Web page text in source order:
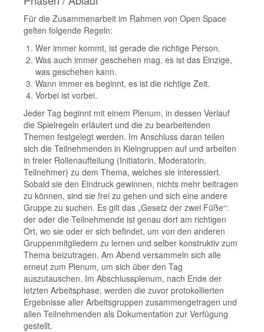
Für die Zusammenarbeit im Rahmen von Open Space
gelten folgende Regeln:
Wer immer kommt, ist gerade die richtige Person.
Was auch immer geschehen mag, es ist das Einzige,
was geschehen kann.
Wann immer es beginnt, es ist die richtige Zeit.
Vorbei ist vorbei.
Jeder Tag beginnt mit einem Plenum, in dessen Verlauf
die Spielregeln erläutert und die zu bearbeitenden
Themen festgelegt werden. Im Anschluss daran teilen
sich die Teilnehmenden in Kleingruppen auf und arbeiten
in freier Rollenaufteilung (Initiatorin, Moderatorin,
Teilnehmer) zu dem Thema, welches sie interessiert.
Sobald sie den Eindruck gewinnen, nichts mehr beitragen
zu können, sind sie frei zu gehen und sich eine andere
Gruppe zu suchen. Es gilt das „Gesetz der zwei Füße“:
der oder die Teilnehmende ist genau dort am richtigen
Ort, wo sie oder er sich befindet, um von den anderen
Gruppenmitgliedern zu lernen und selber konstruktiv zum
Thema beizutragen. Am Abend versammeln sich alle
erneut zum Plenum, um sich über den Tag
auszutauschen. Im Abschlussplenum, nach Ende der
letzten Arbeitsphase, werden die zuvor protokollierten
Ergebnisse aller Arbeitsgruppen zusammengetragen und
allen Teilnehmenden als Dokumentation zur Verfügung
gestellt.